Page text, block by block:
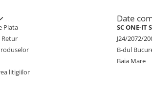
Plata
Retur
litigiilor
Date
SC ONE-IT
J24/2072/
B-dul
Baia Mare